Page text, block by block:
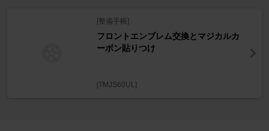
[整備手帳]
フロントエンブレム交換とマジカルカ
ーボン貼りつけ
[TMJS60UL]